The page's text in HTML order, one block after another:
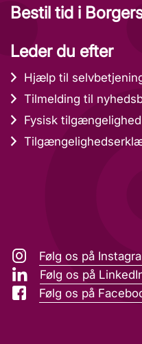
Bestil tid i
Leder du efter
Hjælp til
Tilmelding til
Fysisk
Følg os på
Følg os på
Følg os på